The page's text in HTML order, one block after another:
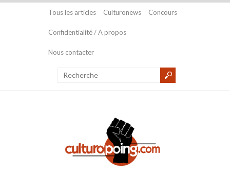
Tous les articles Culturonews Concours
Confidentialité / A propos
Nous contacter